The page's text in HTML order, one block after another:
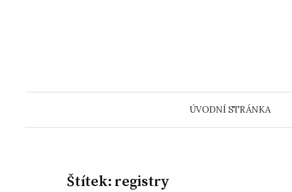
ÚVODNÍ STRÁNKA
Štítek: registry